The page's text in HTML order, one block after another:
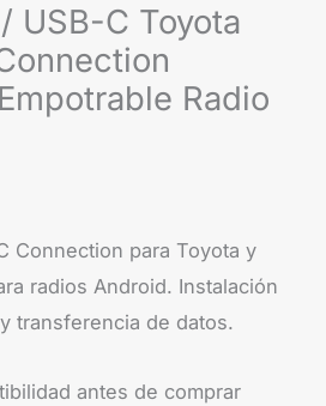
USB-C Toyota
Radio
Connection para Toyota y
radios Android. Instalación
transferencia de datos.
antes de comprar